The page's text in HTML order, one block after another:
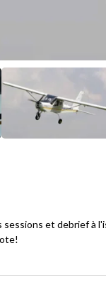
sessions et debrief à